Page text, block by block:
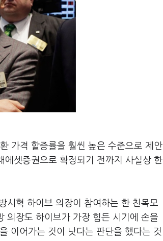
가격 할증률을 훨씬 높은 수준으로 제안
셋증권으로 확정되기 전까지 사실상 한
시혁 하이브 의장이 참여하는 한 친목모
의장도 하이브가 가장 힘든 시기에 손을
이어가는 것이 낫다는 판단을 했다는 것